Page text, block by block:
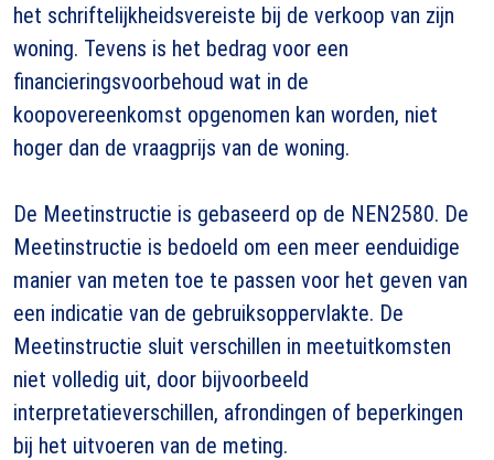
het schriftelijkheidsvereiste bij de verkoop van zijn
woning. Tevens is het bedrag voor een
financieringsvoorbehoud wat in de
koopovereenkomst opgenomen kan worden, niet
hoger dan de vraagprijs van de woning.
De Meetinstructie is gebaseerd op de NEN2580. De
Meetinstructie is bedoeld om een meer eenduidige
manier van meten toe te passen voor het geven van
een indicatie van de gebruiksoppervlakte. De
Meetinstructie sluit verschillen in meetuitkomsten
niet volledig uit, door bijvoorbeeld
interpretatieverschillen, afrondingen of beperkingen
bij het uitvoeren van de meting.